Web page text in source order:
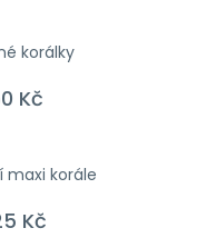
korálky
Kč
maxi korále
Kč